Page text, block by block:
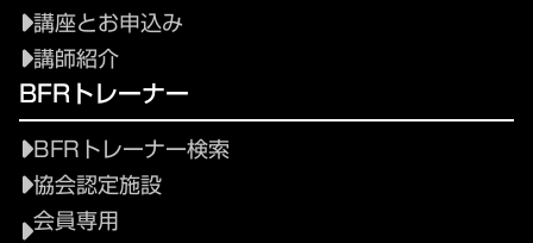
講座とお申込み
講師紹介
BFRトレーナー
BFRトレーナー検索
協会認定施設
会員専用